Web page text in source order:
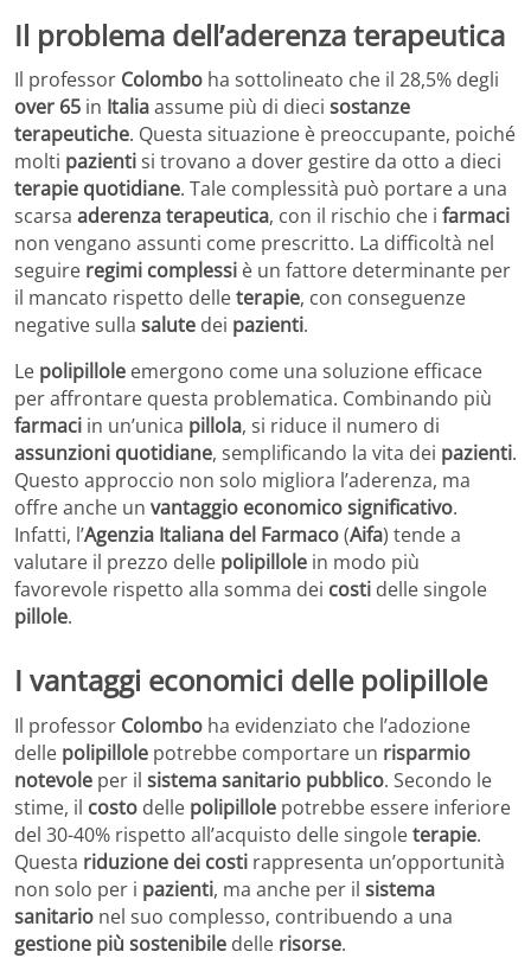
Il problema dell’aderenza terapeutica
Il professor Colombo ha sottolineato che il 28,5% degli
over 65 in Italiaassume più di dieci sostanze
terapeutiche. Questa situazione è preoccupante, poiché
molti pazientisi trovano a dover gestire da otto a dieci
terapie quotidiane. Tale complessità può portare a una
scarsa aderenza terapeutica, con il rischio che i farmaci
non vengano assunti come prescritto. La difficoltà nel
seguire regimi complessi è un fattore determinante per
il mancato rispetto delleterapie, con conseguenze
negative sulla salute dei pazienti.
Le polipillole emergono come una soluzione efficace
per affrontare questa problematica. Combinando più
farmaci in un’unica pillola, si riduce il numero di
assunzioni quotidiane, semplificando la vita dei pazienti.
Questo approccio non solo migliora l’aderenza, ma
offre anche un vantaggio economico significativo.
Infatti, l’Agenzia Italiana del Farmaco(Aifa) tende a
valutare il prezzo delle polipillole in modo più
favorevole rispetto alla somma dei costi delle singole
pillole.
I vantaggi economici delle polipillole
Il professor Colombo ha evidenziato che l’adozione
delle polipillole potrebbe comportare un risparmio
notevole per il sistema sanitario pubblico. Secondo le
stime, il costo delle polipillole potrebbe essere inferiore
del 30-40% rispetto all’acquisto delle singoleterapie.
Questa riduzione dei costi rappresenta un’opportunità
non solo per i pazienti, ma anche per il sistema
sanitario nel suo complesso, contribuendo a una
gestione più sostenibile delle risorse.